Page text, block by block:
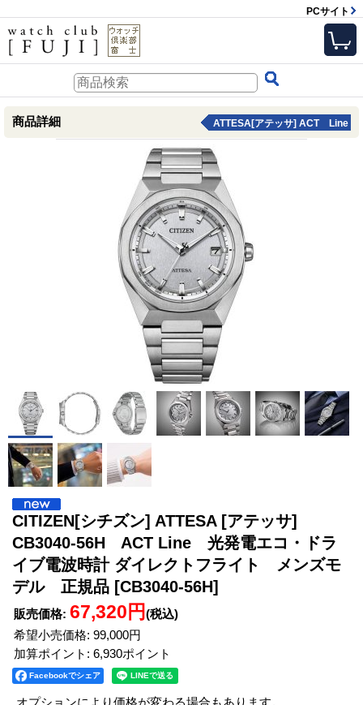
PCサイト
商品詳細 ATTESA[アテッサ] ACT Line
CITIZEN[シチズン] ATTESA [アテッサ]
CB3040-56H ACT Line 光発電エコ・ドラ
イブ電波時計 ダイレクトフライト メンズモ
デル 正規品 [CB3040-56H]
販売価格: 67,320円 (税込)
希望小売価格: 99,000円
加算ポイント: 6,930ポイント
Facebookでシェア
オプションにより価格が変わる場合もあります。